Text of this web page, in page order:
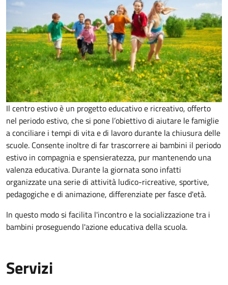
Il centro estivo è un progetto educativo e ricreativo, offerto
nel periodo estivo, che si pone l’obiettivo di aiutare le famiglie
a conciliare i tempi di vita e di lavoro durante la chiusura delle
scuole. Consente inoltre di far trascorrere ai bambini il periodo
estivo in compagnia e spensieratezza, pur mantenendo una
valenza educativa. Durante la giornata sono infatti
organizzate una serie di attività ludico-ricreative, sportive,
pedagogiche e di animazione, differenziate per fasce d'età.
In questo modo si facilita l'incontro e la socializzazione tra i
bambini proseguendo l'azione educativa della scuola.
Servizi